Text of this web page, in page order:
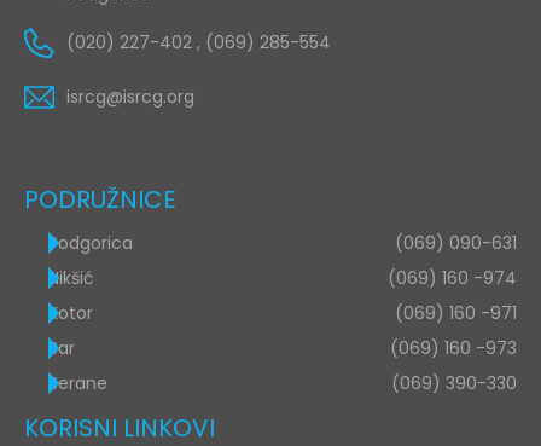
(020) 227-402 , (069) 285-554
isrcg@isrcg.org
PODRUŽNICE
Podgorica
(069) 090-631
Nikšić
(069) 160 -974
Kotor
(069) 160 -971
Bar
(069) 160 -973
Berane
(069) 390-330
KORISNI LINKOVI